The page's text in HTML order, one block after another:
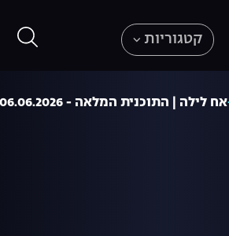
קטגוריות
אח לילה | התוכנית המלאה - 06.06.2026